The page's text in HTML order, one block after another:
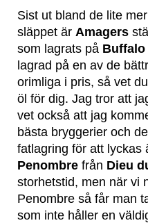
Sist ut bland de lite
släppet är Amagers
som lagrats på Buffalo
lagrad på en av de
orimliga i pris, så vet
öl för dig. Jag tror att
vet också att jag
bästa bryggerier och
fatlagring för att lyckas
Penombre från Dieu
storhetstid, men när vi
Penombre så får man
som inte håller en